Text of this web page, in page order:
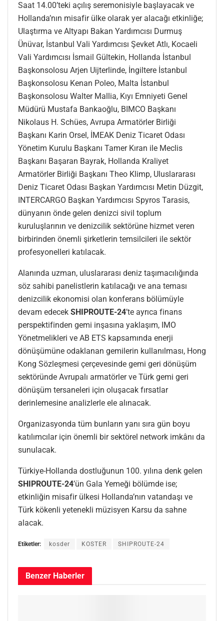
Saat 14.00’teki açılış seremonisiyle başlayacak ve
Hollanda’nın misafir ülke olarak yer alacağı etkinliğe;
Ulaştırma ve Altyapı Bakan Yardımcısı Durmuş
Ünüvar, İstanbul Vali Yardımcısı Şevket Atlı, Kocaeli
Vali Yardımcısı İsmail Gültekin, Hollanda İstanbul
Başkonsolosu Arjen Uijterlinde, İngiltere İstanbul
Başkonsolosu Kenan Poleo, Malta İstanbul
Başkonsolosu Walter Mallia, Kıyı Emniyeti Genel
Müdürü Mustafa Bankaoğlu, BIMCO Başkanı
Nikolaus H. Schües, Avrupa Armatörler Birliği
Başkanı Karin Orsel, İMEAK Deniz Ticaret Odası
Yönetim Kurulu Başkanı Tamer Kıran ile Meclis
Başkanı Başaran Bayrak, Hollanda Kraliyet
Armatörler Birliği Başkanı Theo Klimp, Uluslararası
Deniz Ticaret Odası Başkan Yardımcısı Metin Düzgit,
INTERCARGO Başkan Yardımcısı Spyros Tarasis,
dünyanın önde gelen denizci sivil toplum
kuruluşlarının ve denizcilik sektörüne hizmet veren
birbirinden önemli şirketlerin temsilcileri ile sektör
profesyonelleri katılacak.
Alanında uzman, uluslararası deniz taşımacılığında
söz sahibi panelistlerin katılacağı ve ana teması
denizcilik ekonomisi olan konferans bölümüyle
devam edecek SHIPROUTE-24’te ayrıca finans
perspektifinden gemi inşasına yaklaşım, IMO
Yönetmelikleri ve AB ETS kapsamında enerji
dönüşümüne odaklanan gemilerin kullanılması, Hong
Kong Sözleşmesi çerçevesinde gemi geri dönüşüm
sektöründe Avrupalı armatörler ve Türk gemi geri
dönüşüm tersaneleri için oluşacak fırsatlar
derinlemesine analizlerle ele alınacak.
Organizasyonda tüm bunların yanı sıra gün boyu
katılımcılar için önemli bir sektörel network imkânı da
sunulacak.
Türkiye-Hollanda dostluğunun 100. yılına denk gelen
SHIPROUTE-24’ün Gala Yemeği bölümde ise;
etkinliğin misafir ülkesi Hollanda’nın vatandaşı ve
Türk kökenli yetenekli müzisyen Karsu da sahne
alacak.
Etiketler: kosder KOSTER SHIPROUTE-24
Benzer Haberler